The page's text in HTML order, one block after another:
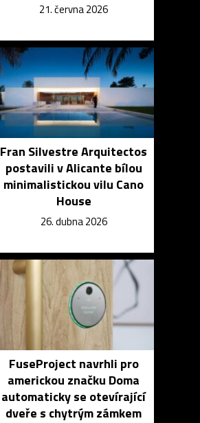
21. června 2026
Fran Silvestre Arquitectos
postavili v Alicante bílou
minimalistickou vilu Cano
House
26. dubna 2026
FuseProject navrhli pro
americkou značku Doma
automaticky se otevírající
dveře s chytrým zámkem